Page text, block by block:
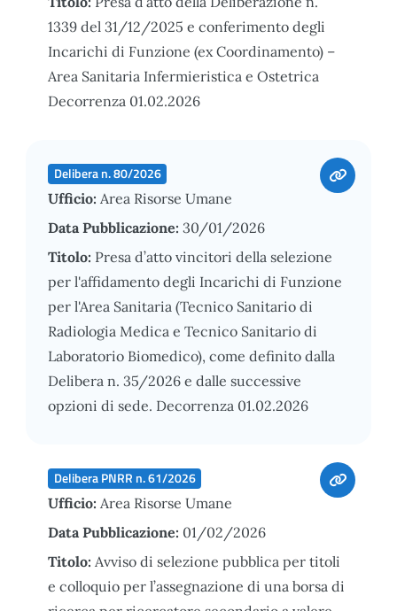
1339 del 31/12/2025 e conferimento degli
Incarichi di Funzione (ex Coordinamento) –
Area Sanitaria Infermieristica e Ostetrica
Decorrenza 01.02.2026
Delibera n. 80/2026
Ufficio: Area Risorse Umane
Data Pubblicazione: 30/01/2026
Titolo: Presa d’atto vincitori della selezione
per l'affidamento degli Incarichi di Funzione
per l'Area Sanitaria (Tecnico Sanitario di
Radiologia Medica e Tecnico Sanitario di
Laboratorio Biomedico), come definito dalla
Delibera n. 35/2026 e dalle successive
opzioni di sede. Decorrenza 01.02.2026
Delibera PNRR n. 61/2026
Ufficio: Area Risorse Umane
Data Pubblicazione: 01/02/2026
Titolo: Avviso di selezione pubblica per titoli
e colloquio per l’assegnazione di una borsa di